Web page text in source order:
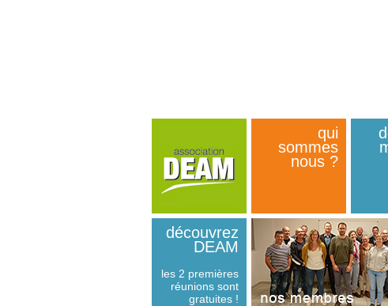
qui
sommes
nous ?
découvrez
DEAM
les 2 premières
réunions sont
gratuites !